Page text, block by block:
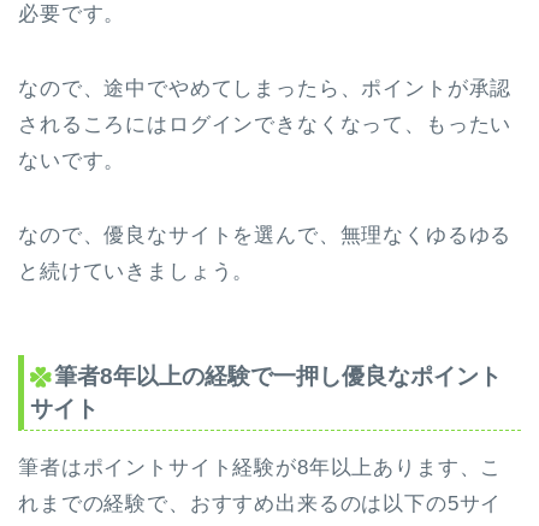
必要です。
なので、途中でやめてしまったら、ポイントが承認
されるころにはログインできなくなって、もったい
ないです。
なので、優良なサイトを選んで、無理なくゆるゆる
と続けていきましょう。
筆者8年以上の経験で一押し優良なポイント
サイト
筆者はポイントサイト経験が8年以上あります、こ
れまでの経験で、おすすめ出来るのは以下の5サイ